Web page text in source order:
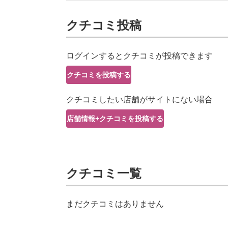
クチコミ投稿
ログインするとクチコミが投稿できます
クチコミを投稿する
クチコミしたい店舗がサイトにない場合
店舗情報+クチコミを投稿する
クチコミ一覧
まだクチコミはありません